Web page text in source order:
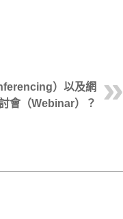
）以及網
會（Webinar）？